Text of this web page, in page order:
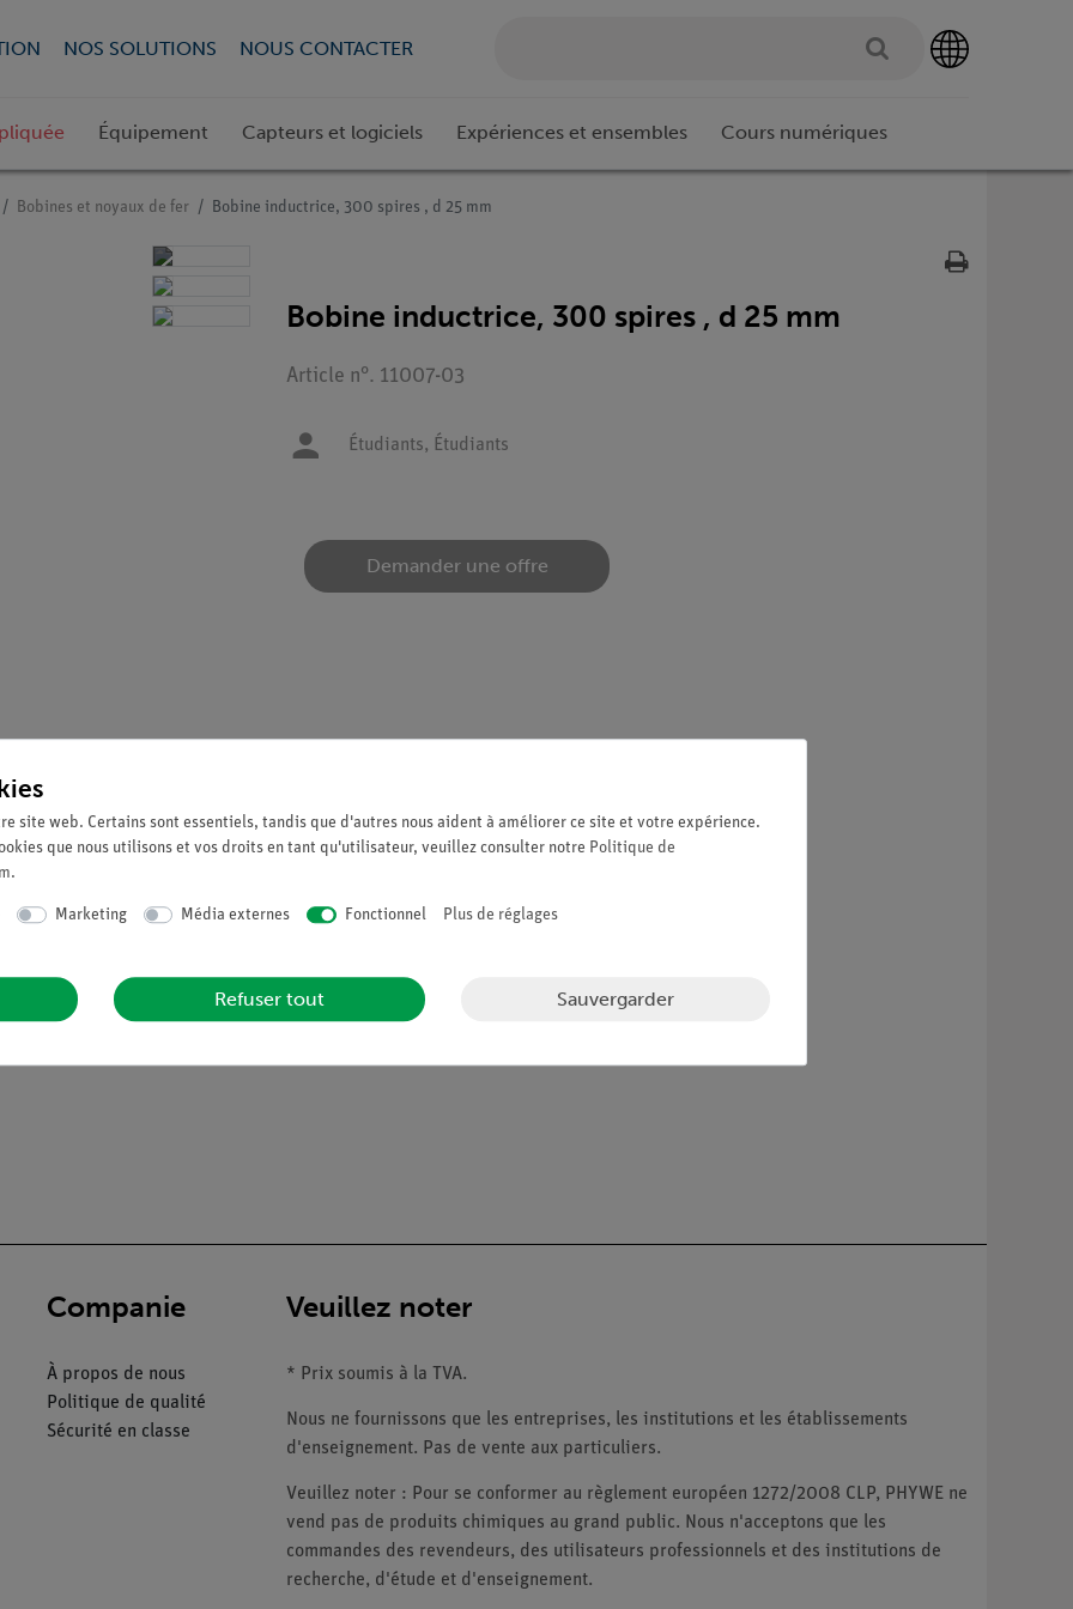
NOS SOLUTIONS NOUS CONTACTER
Équipement Capteurs et logiciels Expériences et ensembles Cours numériques
Bobines et noyaux de fer Bobine inductrice, 300 spires , d 25 mm
Bobine inductrice, 300 spires , d 25 mm
Article n°. 11007-03
Étudiants, Étudiants
Demander une offre
champ (11001.00) et la constitution des champs magnétiques dans les longues bobines.
creux en plastique avec brides debout
Companie
À propos de nous
Politique de qualité
Sécurité en classe
Veuillez noter
* Prix soumis à la TVA.
Nous ne fournissons que les entreprises, les institutions et les établissements
d'enseignement. Pas de vente aux particuliers.
Veuillez noter : Pour se conformer au règlement européen 1272/2008 CLP, PHYWE ne
vend pas de produits chimiques au grand public. Nous n'acceptons que les
commandes des revendeurs, des utilisateurs professionnels et des institutions de
recherche, d'étude et d'enseignement.
site web. Certains sont essentiels, tandis que d'autres nous aident à améliorer ce site et votre expérience.
que nous utilisons et vos droits en tant qu'utilisateur, veuillez consulter notre Politique de
.
Marketing Média externes Fonctionnel Plus de réglages
Refuser tout Sauvergarder